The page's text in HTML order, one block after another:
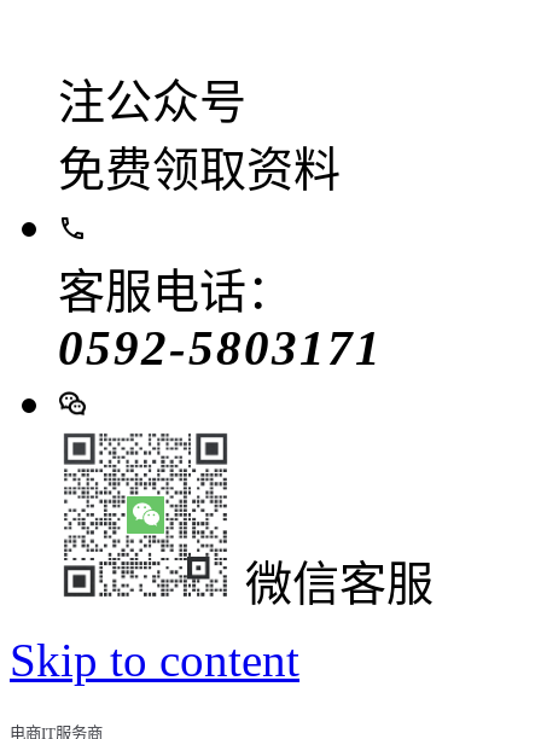
注公众号
免费领取资料
客服电话：
0592-5803171
微信客服
Skip to content
电商IT服务商